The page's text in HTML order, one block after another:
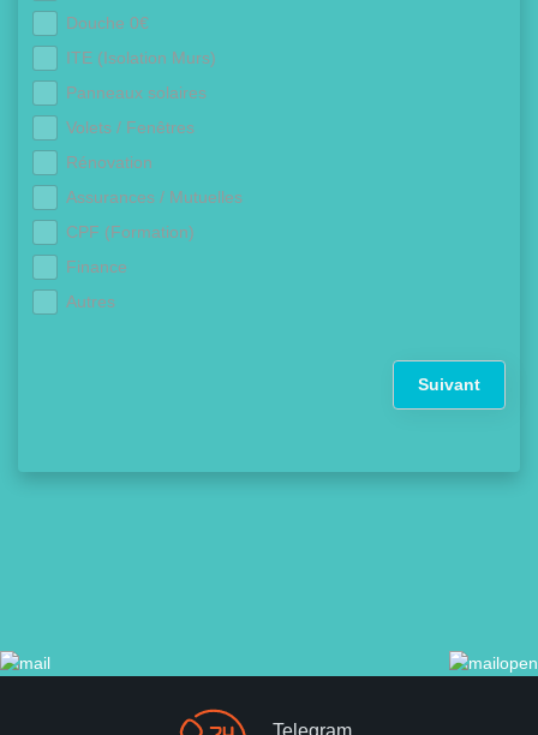
Douche 0€
ITE (Isolation Murs)
Panneaux solaires
Volets / Fenêtres
Rénovation
Assurances / Mutuelles
CPF (Formation)
Finance
Autres
Suivant
Telegram